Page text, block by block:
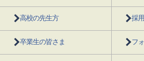
高校の先生方 採
卒業生の皆さま フ